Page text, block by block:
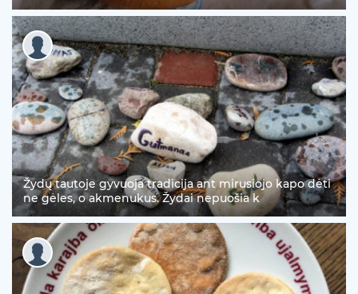
Žydų tautoje gyvuoja tradicija ant mirusiojo kapo dėti
ne gėles, o akmenukus. Žydai nepuošia k